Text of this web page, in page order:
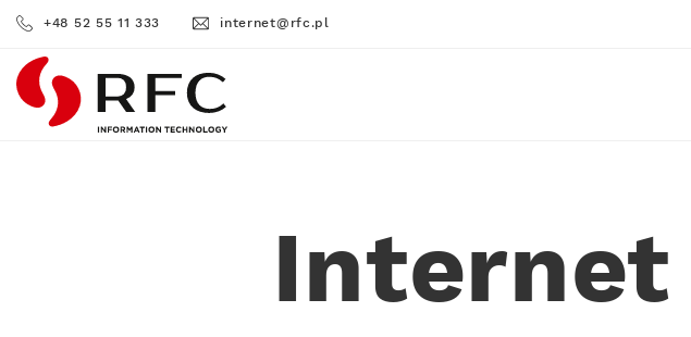
+48 52 55 11 333 internet@rfc.pl
RFC